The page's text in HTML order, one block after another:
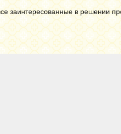
заинтересованные в решении